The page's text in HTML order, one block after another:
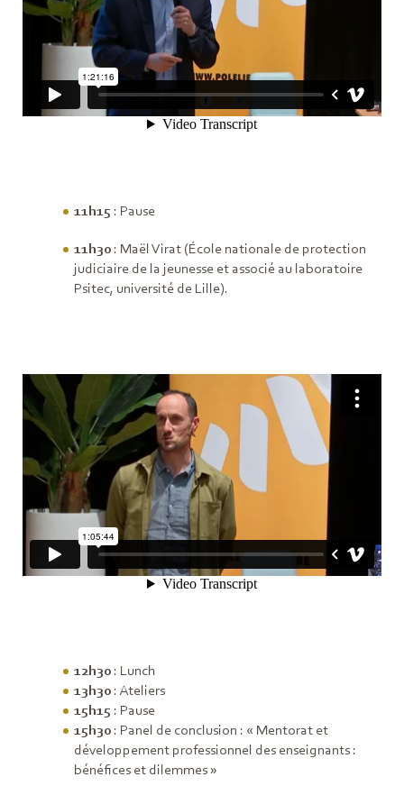
11h15 : Pause
11h30: Maël Virat (École nationale de protection
judiciaire de la jeunesse et associé au laboratoire
Psitec, université de Lille).
12h30: Lunch
13h30 : Ateliers
15h15 : Pause
15h30 : Panel de conclusion : « Mentorat et
développement professionnel des enseignants :
bénéfices et dilemmes »